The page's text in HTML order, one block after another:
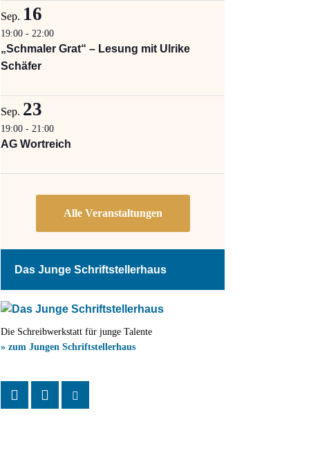
Sep. 16
19:00 - 22:00
„Schmaler Grat“ – Lesung mit Ulrike
Schäfer
Sep. 23
19:00 - 21:00
AG Wortreich
Das Junge Schriftstellerhaus
Die Schreibwerkstatt für junge Talente
» zum Jungen Schriftstellerhaus